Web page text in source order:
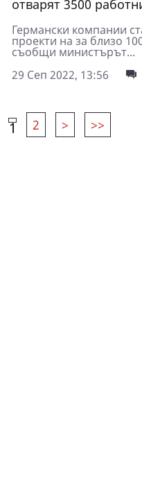
отварят 3500
Германски компании
проекти на за близо
съобщи министърът...
29 Сеп 2022, 13:56
1 2 > >>